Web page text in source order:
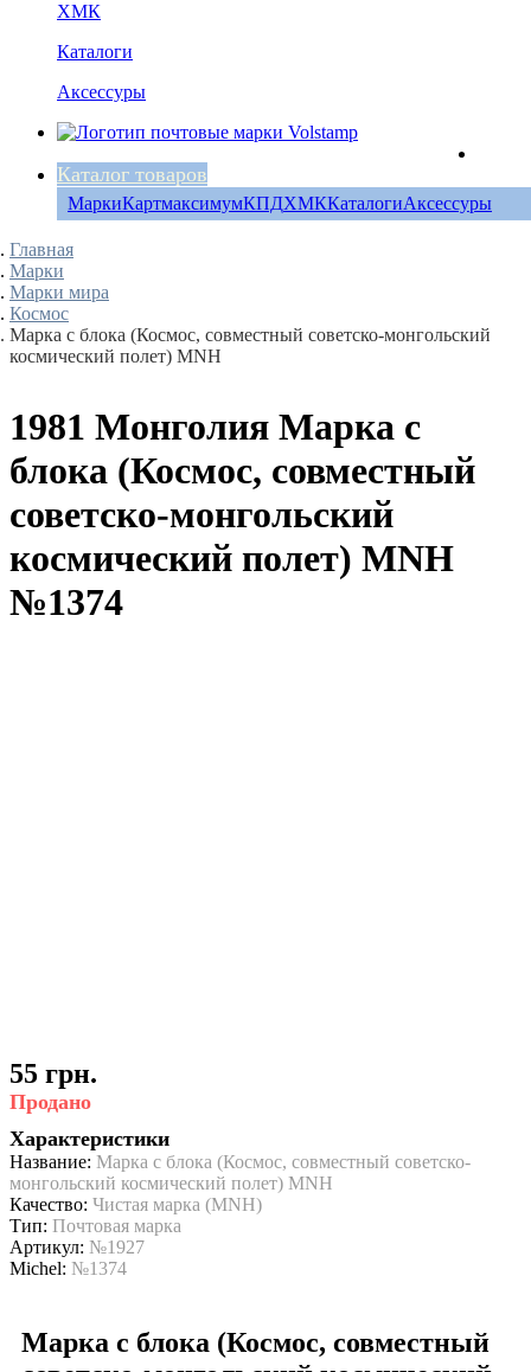
ХМК
Каталоги
Аксессуры
Каталог товаров
МаркиКартмаксимумКПДХМККаталогиАксессуры
Главная
Марки
Марки мира
Космос
Марка с блока (Космос, совместный советско-монгольский
космический полет) MNH
1981 Монголия Марка с
блока (Космос, совместный
советско-монгольский
космический полет) MNH
№1374
55 грн.
Продано
Характеристики
Название: Марка с блока (Космос, совместный советско-
монгольский космический полет) MNH
Качество: Чистая марка (MNH)
Тип: Почтовая марка
Артикул: №1927
Michel: №1374
Марка с блока (Космос, совместный